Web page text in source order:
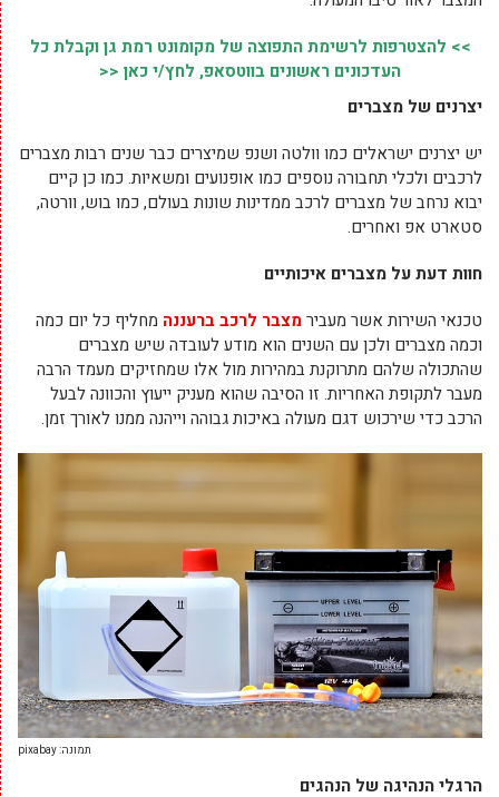
>> להצטרפות לרשימת התפוצה של מקומונט רמת גן וקבלת כל
העדכונים ראשונים בווטסאפ, לחץ/י כאן <<
יצרנים של מצברים
יש יצרנים ישראלים כמו וולטה ושנפ שמיצרים כבר שנים רבות מצברים
לרכבים ולכלי תחבורה נוספים כמו אופנועים ומשאיות. כמו כן קיים
יבוא נרחב של מצברים לרכב ממדינות שונות בעולם, כמו בוש, וורטה,
סטארט אפ ואחרים.
חוות דעת על מצברים איכותיים
טכנאי השירות אשר מעבירמצבר לרכב ברעננה מחליף כל יום כמה
וכמה מצברים ולכן עם השנים הוא מודע לעובדה שיש מצברים
שהתכולה שלהם מתרוקנת במהירות מול אלו שמחזיקים מעמד הרבה
מעבר לתקופת האחריות. זו הסיבה שהוא מעניק ייעוץ והכוונה לבעל
הרכב כדי שירכוש דגם מעולה באיכות גבוהה וייהנה ממנו לאורך זמן.
תמונה: pixabay
הרגלי הנהיגה של הנהגים